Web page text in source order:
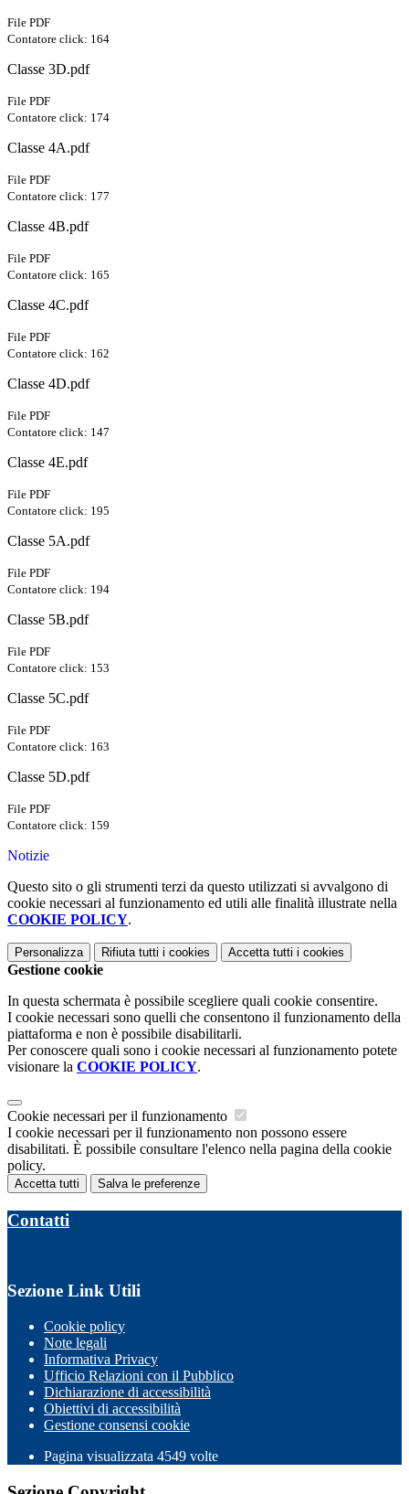
File PDF
Contatore click: 164
Classe 3D.pdf
File PDF
Contatore click: 174
Classe 4A.pdf
File PDF
Contatore click: 177
Classe 4B.pdf
File PDF
Contatore click: 165
Classe 4C.pdf
File PDF
Contatore click: 162
Classe 4D.pdf
File PDF
Contatore click: 147
Classe 4E.pdf
File PDF
Contatore click: 195
Classe 5A.pdf
File PDF
Contatore click: 194
Classe 5B.pdf
File PDF
Contatore click: 153
Classe 5C.pdf
File PDF
Contatore click: 163
Classe 5D.pdf
File PDF
Contatore click: 159
Notizie
Questo sito o gli strumenti terzi da questo utilizzati si avvalgono di
cookie necessari al funzionamento ed utili alle finalità illustrate nella
COOKIE POLICY.
Personalizza Rifiuta tutti i cookies Accetta tutti i cookies
Gestione cookie
In questa schermata è possibile scegliere quali cookie consentire.
I cookie necessari sono quelli che consentono il funzionamento della
piattaforma e non è possibile disabilitarli.
Per conoscere quali sono i cookie necessari al funzionamento potete
visionare la COOKIE POLICY.
Cookie necessari per il funzionamento
I cookie necessari per il funzionamento non possono essere
disabilitati. È possibile consultare l'elenco nella pagina della cookie
policy.
Accetta tutti Salva le preferenze
Contatti
Sezione Link Utili
Cookie policy
Note legali
Informativa Privacy
Ufficio Relazioni con il Pubblico
Dichiarazione di accessibilità
Obiettivi di accessibilità
Gestione consensi cookie
Pagina visualizzata 4549 volte